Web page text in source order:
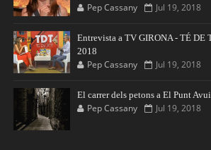
Pep Cassany Jul 19, 2018
Entrevista a TV GIRONA - TÉ DE
2018
Pep Cassany Jul 19, 2018
El carrer dels petons a El Punt
Pep Cassany Jul 19, 2018